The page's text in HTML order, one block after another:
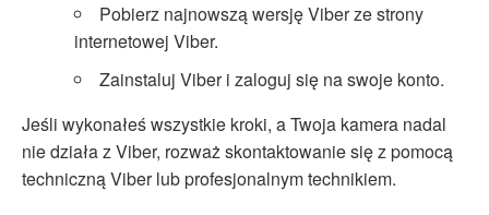
Pobierz najnowszą wersję Viber ze strony
internetowej Viber.
Zainstaluj Viber i zaloguj się na swoje konto.
Jeśli wykonałeś wszystkie kroki, a Twoja kamera nadal
nie działa z Viber, rozważ skontaktowanie się z pomocą
techniczną Viber lub profesjonalnym technikiem.